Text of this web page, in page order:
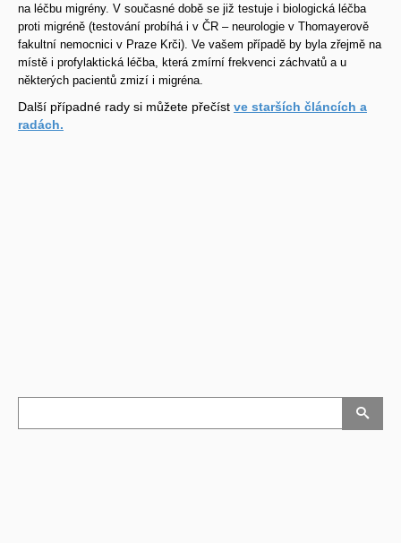
na léčbu migrény. V současné době se již testuje i biologická léčba
proti migréně (testování probíhá i v ČR – neurologie v Thomayerově
fakultní nemocnici v Praze Krči). Ve vašem případě by byla zřejmě na
místě i profylaktická léčba, která zmírní frekvenci záchvatů a u
některých pacientů zmizí i migréna.
Další případné rady si můžete přečíst ve starších článcích a
radách.